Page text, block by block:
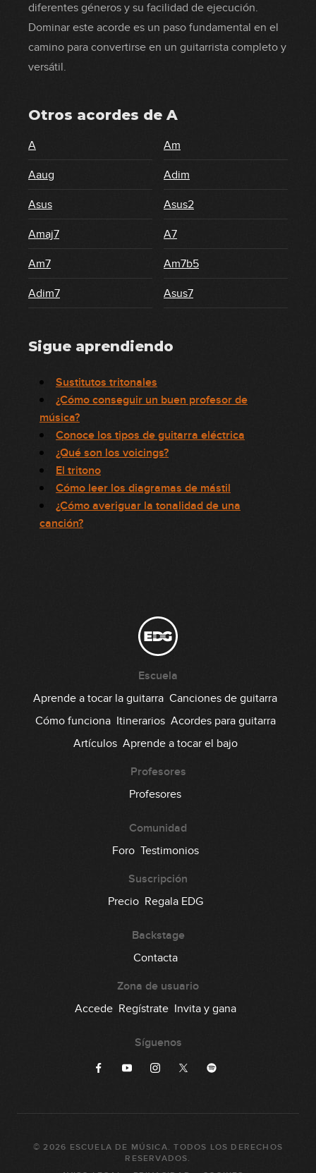
diferentes géneros y su facilidad de ejecución.
Dominar este acorde es un paso fundamental en el
camino para convertirse en un guitarrista completo y
versátil.
Otros acordes de A
A Am
Aaug Adim
Asus Asus2
Amaj7 A7
Am7 Am7b5
Adim7 Asus7
Sigue aprendiendo
Sustitutos tritonales
¿Cómo conseguir un buen profesor de
música?
Conoce los tipos de guitarra eléctrica
¿Qué son los voicings?
El tritono
Cómo leer los diagramas de mástil
¿Cómo averiguar la tonalidad de una
canción?
Escuela
Aprende a tocar la guitarra Canciones de guitarra
Cómo funciona Itinerarios Acordes para guitarra
Artículos Aprende a tocar el bajo
Profesores
Profesores
Comunidad
Foro Testimonios
Suscripción
Precio Regala EDG
Backstage
Contacta
Zona de usuario
Accede Regístrate Invita y gana
Síguenos
©2026 ESCUELA DE MÚSICA. TODOS LOS DERECHOS
RESERVADOS.